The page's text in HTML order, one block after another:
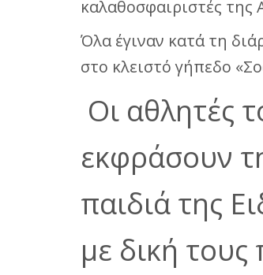
καλαθοσφαιριστές
Όλα έγιναν κατά τη
στο κλειστό γήπεδο
Οι αθλητές
εκφράσουν
παιδιά της
με δική